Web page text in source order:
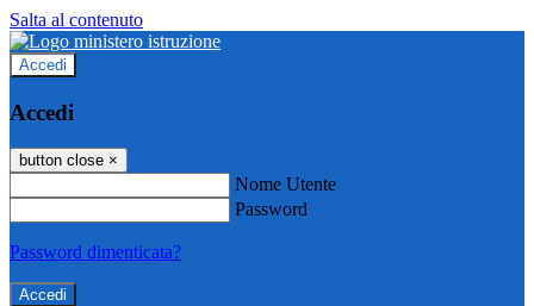
Salta al contenuto
Accedi
Accedi
button close ×
Nome Utente
Password
Password dimenticata?